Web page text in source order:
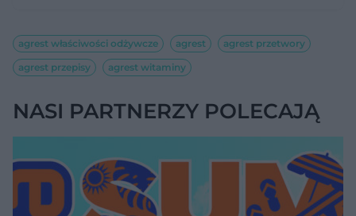
agrest właściwości odżywcze agrest
agrest przetwory
agrest przepisy
agrest witaminy
NASI PARTNERZY POLECAJĄ